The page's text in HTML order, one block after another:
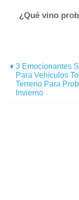
¿Qué vino
3 Emocionantes
Para Vehículos
Terreno Para
Invierno